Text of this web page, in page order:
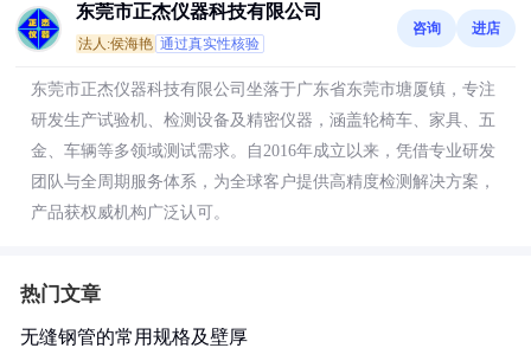
东莞市正杰仪器科技有限公司
法人:侯海艳 通过真实性核验
咨询 进店
东莞市正杰仪器科技有限公司坐落于广东省东莞市塘厦镇，专注
研发生产试验机、检测设备及精密仪器，涵盖轮椅车、家具、五
金、车辆等多领域测试需求。自2016年成立以来，凭借专业研发
团队与全周期服务体系，为全球客户提供高精度检测解决方案，
产品获权威机构广泛认可。
热门文章
无缝钢管的常用规格及壁厚